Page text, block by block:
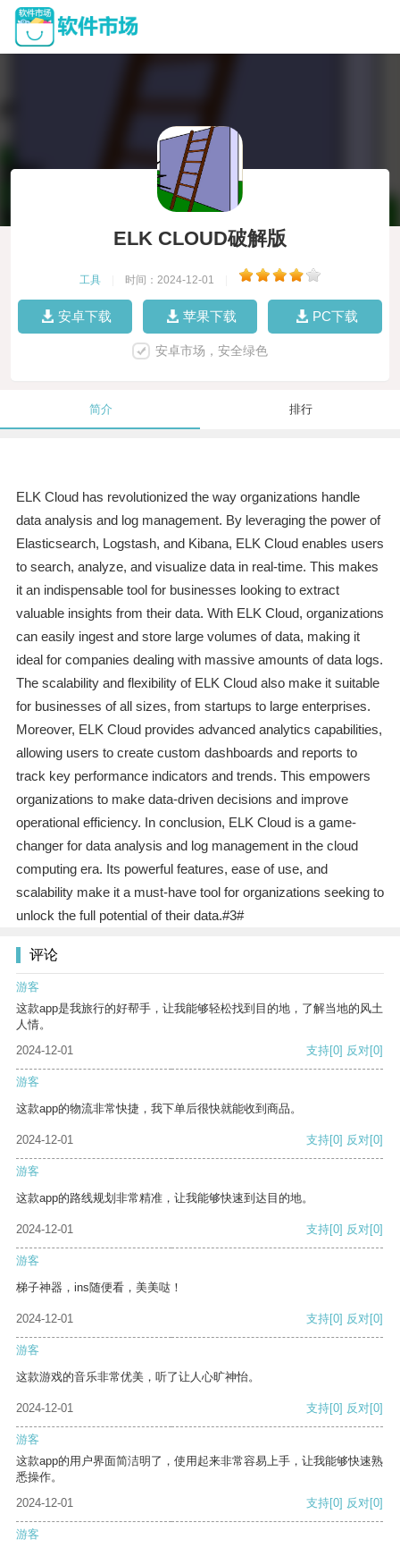
ELK CLOUD破解版
工具 时间：2024-12-01
安卓下载 苹果下载 PC下载
安卓市场，安全绿色
简介 排行
ELK Cloud has revolutionized the way organizations handle
data analysis and log management. By leveraging the power of
Elasticsearch, Logstash, and Kibana, ELK Cloud enables users
to search, analyze, and visualize data in real-time. This makes
it an indispensable tool for businesses looking to extract
valuable insights from their data. With ELK Cloud, organizations
can easily ingest and store large volumes of data, making it
ideal for companies dealing with massive amounts of data logs.
The scalability and flexibility of ELK Cloud also make it suitable
for businesses of all sizes, from startups to large enterprises.
Moreover, ELK Cloud provides advanced analytics capabilities,
allowing users to create custom dashboards and reports to
track key performance indicators and trends. This empowers
organizations to make data-driven decisions and improve
operational efficiency. In conclusion, ELK Cloud is a game-
changer for data analysis and log management in the cloud
computing era. Its powerful features, ease of use, and
scalability make it a must-have tool for organizations seeking to
unlock the full potential of their data.#3#
评论
游客
这款app是我旅行的好帮手，让我能够轻松找到目的地，了解当地的风土
人情。
2024-12-01
支持[0] 反对[0]
游客
这款app的物流非常快捷，我下单后很快就能收到商品。
2024-12-01 支持[0] 反对[0]
游客
这款app的路线规划非常精准，让我能够快速到达目的地。
2024-12-01 支持[0] 反对[0]
游客
梯子神器，ins随便看，美美哒！
2024-12-01 支持[0] 反对[0]
游客
这款游戏的音乐非常优美，听了让人心旷神怡。
2024-12-01 支持[0] 反对[0]
游客
这款app的用户界面简洁明了，使用起来非常容易上手，让我能够快速熟
悉操作。
2024-12-01
支持[0] 反对[0]
游客